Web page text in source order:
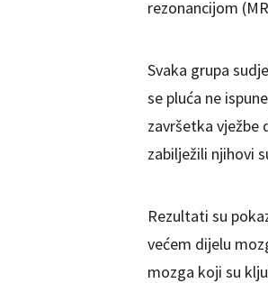
rezonancijom
Svaka grupa
se pluća ne
završetka vježbe
zabilježili njihovi
Rezultati su
većem dijelu
mozga koji su